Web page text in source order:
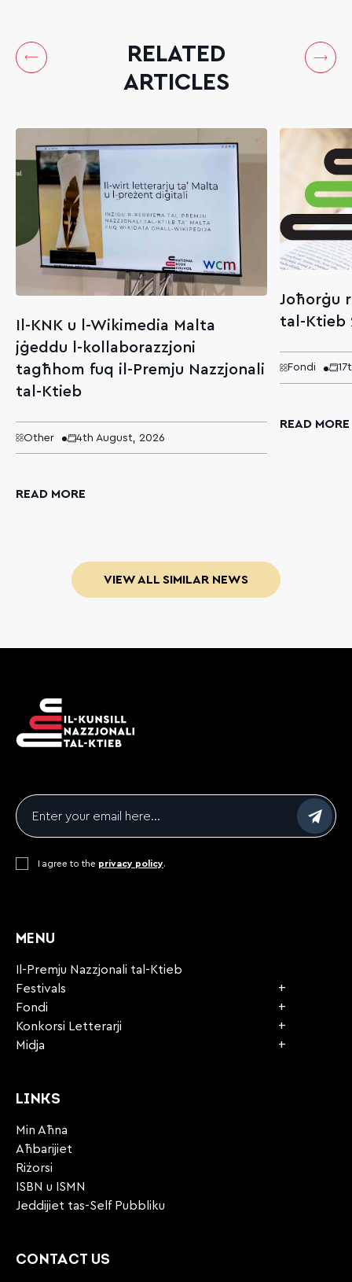
RELATED
ARTICLES
Il-KNK u l-Wikimedia Malta
jġeddu l-kollaborazzjoni
tagħhom fuq il-Premju Nazzjonali
tal-Ktieb
Other 4th August, 2026
READ MORE
Joħorġu
tal-Ktieb
Fondi
READ MORE
VIEW ALL SIMILAR NEWS
MENU
Il-Premju Nazzjonali tal-Ktieb
Festivals
Fondi
Konkorsi Letterarji
Midja
LINKS
Min Aħna
Aħbarijiet
Riżorsi
ISBN u ISMN
Jeddijiet tas-Self Pubbliku
Email
Consent*
I agree to the privacy policy.
CONTACT US